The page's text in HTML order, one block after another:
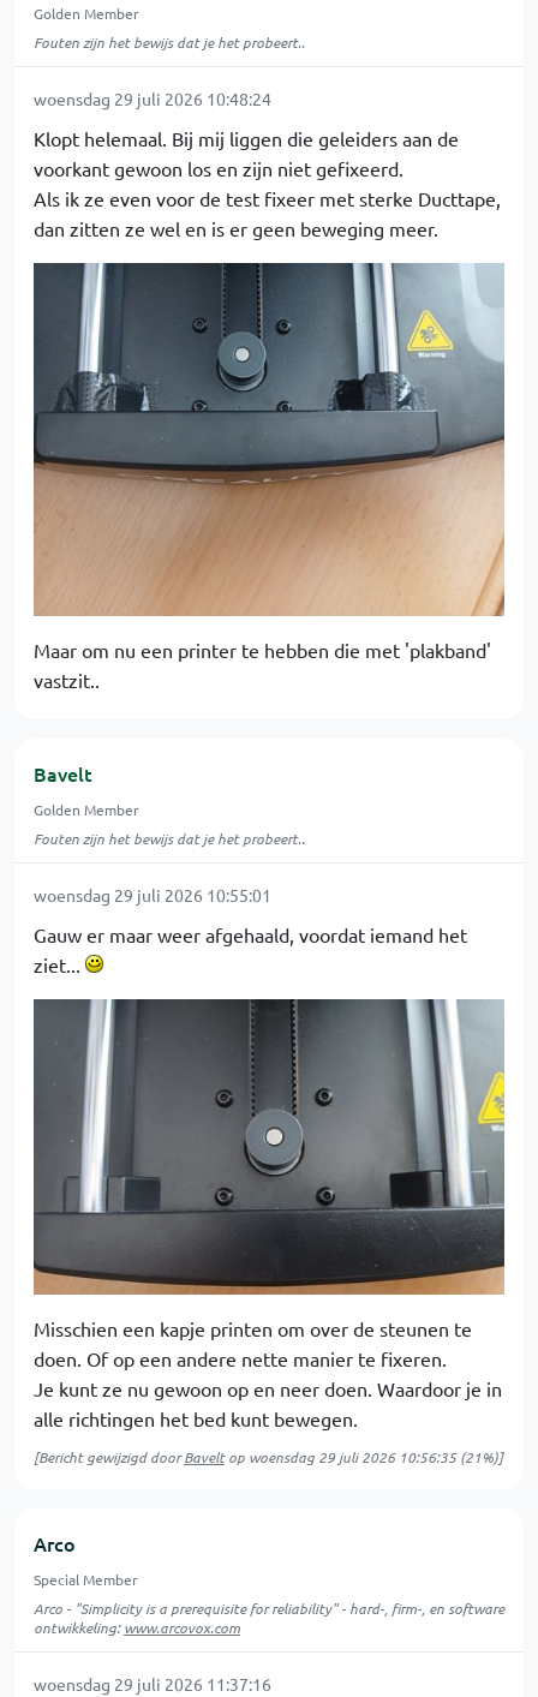
Golden Member
Fouten zijn het bewijs dat je het probeert..
woensdag 29 juli 2026 10:48:24
Klopt helemaal. Bij mij liggen die geleiders aan de
voorkant gewoon los en zijn niet gefixeerd.
Als ik ze even voor de test fixeer met sterke Ducttape,
dan zitten ze wel en is er geen beweging meer.
Maar om nu een printer te hebben die met 'plakband'
vastzit..
Bavelt
Golden Member
Fouten zijn het bewijs dat je het probeert..
woensdag 29 juli 2026 10:55:01
Gauw er maar weer afgehaald, voordat iemand het
ziet...
Misschien een kapje printen om over de steunen te
doen. Of op een andere nette manier te fixeren.
Je kunt ze nu gewoon op en neer doen. Waardoor je in
alle richtingen het bed kunt bewegen.
[Bericht gewijzigd doorBaveltop woensdag 29 juli 2026 10:56:35(21%)]
Arco
Special Member
Arco - "Simplicity is a prerequisite for reliability" - hard-, firm-, en software
ontwikkeling:www.arcovox.com
woensdag 29 juli 2026 11:37:16